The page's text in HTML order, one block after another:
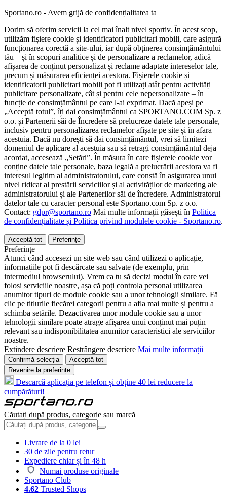
Sportano.ro - Avem grijă de confidențialitatea ta
Dorim să oferim servicii la cel mai înalt nivel sportiv. În acest scop,
utilizăm fișiere cookie și identificatori publicitari mobili, care asigură
funcționarea corectă a site-ului, iar după obținerea consimțământului
tău – și în scopuri analitice și de personalizare a reclamelor, adică
afișarea de conținut personalizat și reclame adaptate intereselor tale,
precum și măsurarea eficienței acestora. Fișierele cookie și
identificatorii publicitari mobili pot fi utilizați atât pentru activități
publicitare personalizate, cât și pentru cele nepersonalizate – în
funcție de consimțământul pe care l-ai exprimat. Dacă apeși pe
„Acceptă totul”, îți dai consimțământul ca SPORTANO.COM Sp. z
o.o. și Partenerii săi de Încredere să prelucreze datele tale personale,
inclusiv pentru personalizarea reclamelor afișate pe site și în afara
acestuia. Dacă nu dorești să dai consimțământul, vrei să limitezi
domeniul de aplicare al acestuia sau să retragi consimțământul deja
acordat, accesează „Setări”. În măsura în care fișierele cookie vor
conține datele tale personale, baza legală a prelucrării acestora va fi
interesul legitim al administratorului, care constă în asigurarea unui
nivel ridicat al prestării serviciilor și al activităților de marketing ale
administratorului și ale Partenerilor săi de încredere. Administratorul
datelor tale cu caracter personal este Sportano.com Sp. z o.o.
Contact: gdpr@sportano.ro Mai multe informații găsești în Politica
de confidențialitate și Politica privind modulele cookie - Sportano.ro.
Acceptă tot Preferințe
Preferințe
Atunci când accesezi un site web sau când utilizezi o aplicație,
informațiile pot fi descărcate sau salvate (de exemplu, prin
intermediul browserului). Vrem ca tu să decizi modul în care vei
folosi serviciile noastre, așa că poți controla personal utilizarea
anumitor tipuri de module cookie sau a unor tehnologii similare. Fă
clic pe titlurile fiecărei categorii pentru a afla mai multe și pentru a
schimba setările. Dezactivarea unor module cookie sau a unor
tehnologii similare poate atrage afișarea unui conținut mai puțin
relevant sau indisponibilitatea anumitor caracteristici ale serviciilor
noastre.
Extindere descriere Restrângere descriere Mai multe informații
Confirmă selecția
Acceptă tot
Revenire la preferințe
Descarcă aplicația pe telefon și obține 40 lei reducere la
cumpărături!
Căutați după produs, categorie sau marcă
Livrare de la 0 lei
30 de zile pentru retur
Expediere chiar și în 48 h
Numai produse originale
Sportano Club
4.62 Trusted Shops